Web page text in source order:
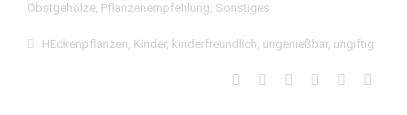
Obstgehölze, Pflanzenempfehlung, Sonstiges
HEckenpflanzen, Kinder, kinderfreundlich, ungenießbar, ungiftig